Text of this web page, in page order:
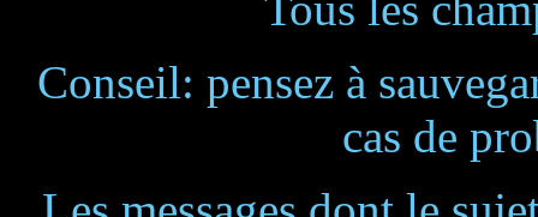
Conseil: pensez à
cas de